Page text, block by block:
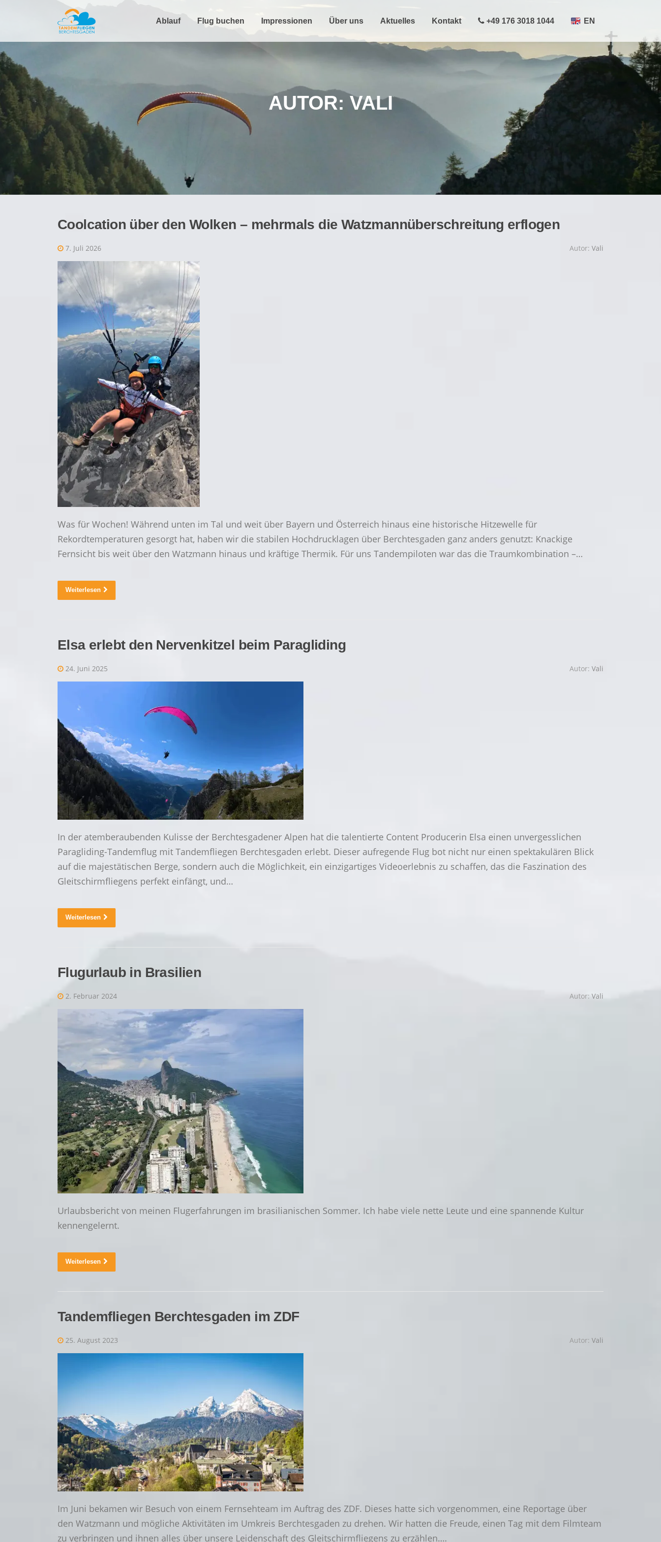
Ablauf Flug buchen Impressionen Über uns Aktuelles Kontakt +49 176 3018 1044 EN
AUTOR: VALI
Coolcation über den Wolken – mehrmals die Watzmannüberschreitung erflogen
7. Juli 2026 Autor: Vali
Was für Wochen! Während unten im Tal und weit über Bayern und Österreich hinaus eine historische Hitzewelle für
Rekordtemperaturen gesorgt hat, haben wir die stabilen Hochdrucklagen über Berchtesgaden ganz anders genutzt: Knackige
Fernsicht bis weit über den Watzmann hinaus und kräftige Thermik. Für uns Tandempiloten war das die Traumkombination –…
Weiterlesen
Elsa erlebt den Nervenkitzel beim Paragliding
24. Juni 2025 Autor: Vali
In der atemberaubenden Kulisse der Berchtesgadener Alpen hat die talentierte Content Producerin Elsa einen unvergesslichen
Paragliding-Tandemflug mit Tandemfliegen Berchtesgaden erlebt. Dieser aufregende Flug bot nicht nur einen spektakulären Blick
auf die majestätischen Berge, sondern auch die Möglichkeit, ein einzigartiges Videoerlebnis zu schaffen, das die Faszination des
Gleitschirmfliegens perfekt einfängt, und…
Weiterlesen
Flugurlaub in Brasilien
2. Februar 2024 Autor: Vali
Urlaubsbericht von meinen Flugerfahrungen im brasilianischen Sommer. Ich habe viele nette Leute und eine spannende Kultur
kennengelernt.
Weiterlesen
Tandemfliegen Berchtesgaden im ZDF
25. August 2023 Autor: Vali
Im Juni bekamen wir Besuch von einem Fernsehteam im Auftrag des ZDF. Dieses hatte sich vorgenommen, eine Reportage über
den Watzmann und mögliche Aktivitäten im Umkreis Berchtesgaden zu drehen. Wir hatten die Freude, einen Tag mit dem Filmteam
zu verbringen und ihnen alles über unsere Leidenschaft des Gleitschirmfliegens zu erzählen….